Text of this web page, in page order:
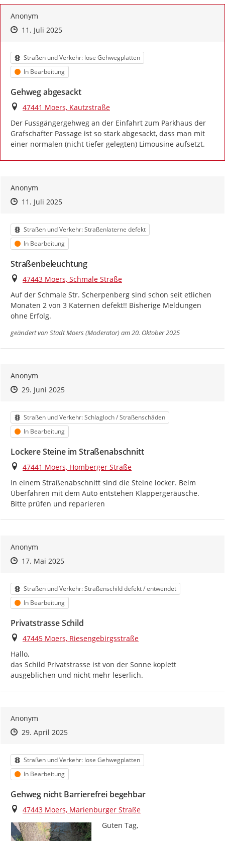
Anonym
Zeitpunkt des Erstellens
Zeitpunkt des Erstellens
11. Juli 2025Zur Äußerung
Kategorie
Straßen und Verkehr: lose Gehwegplatten
Status
In Bearbeitung
Gehweg abgesackt
Ort
47441 Moers, Kautzstraße
Der Fussgängergehweg an der Einfahrt zum Parkhaus der
Grafschafter Passage ist so stark abgesackt, dass man mit
einer normalen (nicht tiefer gelegten) Limousine aufsetzt.
Anonym
Zeitpunkt des Erstellens
Zeitpunkt des Erstellens
11. Juli 2025Zur Äußerung
Kategorie
Straßen und Verkehr: Straßenlaterne defekt
Status
In Bearbeitung
Straßenbeleuchtung
Ort
47443 Moers, Schmale Straße
Auf der Schmale Str. Scherpenberg sind schon seit etlichen
Monaten 2 von 3 Katernen defekt!! Bisherige Meldungen
ohne Erfolg.
geändert von Stadt Moers (Moderator)am 20. Oktober 2025
Anonym
Zeitpunkt des Erstellens
Zeitpunkt des Erstellens
29. Juni 2025Zur Äußerung
Kategorie
Straßen und Verkehr: Schlagloch / Straßenschäden
Status
In Bearbeitung
Lockere Steine im Straßenabschnitt
Ort
47441 Moers, Homberger Straße
In einem Straßenabschnitt sind die Steine locker. Beim
Überfahren mit dem Auto entstehen Klappergeräusche.
Bitte prüfen und reparieren
Anonym
Zeitpunkt des Erstellens
Zeitpunkt des Erstellens
17. Mai 2025Zur Äußerung
Kategorie
Straßen und Verkehr: Straßenschild defekt / entwendet
Status
In Bearbeitung
Privatstrasse Schild
Ort
47445 Moers, Riesengebirgsstraße
Hallo,
das Schild Privatstrasse ist von der Sonne koplett
ausgeblichen und nicht mehr leserlich.
Anonym
Zeitpunkt des Erstellens
Zeitpunkt des Erstellens
29. April 2025Zur Äußerung
Kategorie
Straßen und Verkehr: lose Gehwegplatten
Status
In Bearbeitung
Gehweg nicht Barrierefrei begehbar
Ort
47443 Moers, Marienburger Straße
Guten Tag,